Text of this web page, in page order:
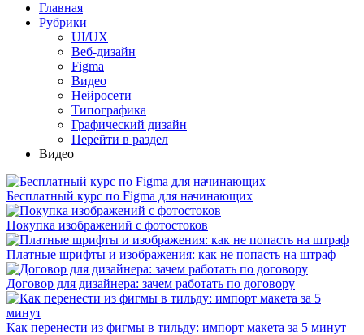
Главная
Рубрики
UI/UX
Веб-дизайн
Figma
Видео
Нейросети
Типографика
Графический дизайн
Перейти в раздел
Видео
Бесплатный курс по Figma для начинающих
Покупка изображений с фотостоков
Платные шрифты и изображения: как не попасть на штраф
Договор для дизайнера: зачем работать по договору
Как перенести из фигмы в тильду: импорт макета за 5 минут